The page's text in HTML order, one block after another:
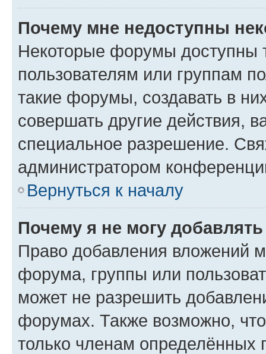
Почему мне недоступны
Некоторые форумы доступны
пользователям или группам
такие форумы, создавать в
совершать другие действия,
специальное разрешение.
администратором
Вернуться к началу
Почему я не могу
Право добавления вложений
форума, группы или
может не разрешить
форумах. Также возможно,
только членам определённых